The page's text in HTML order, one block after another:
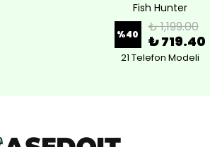
Fish Hunter
%40 ₺ 1,199.00
₺ 719.40
21 Telefon Modeli